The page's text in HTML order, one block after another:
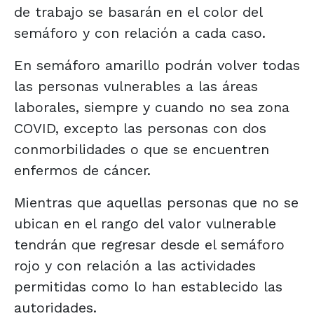
de trabajo se basarán en el color del
semáforo y con relación a cada caso.
En semáforo amarillo podrán volver todas
las personas vulnerables a las áreas
laborales, siempre y cuando no sea zona
COVID, excepto las personas con dos
conmorbilidades o que se encuentren
enfermos de cáncer.
Mientras que aquellas personas que no se
ubican en el rango del valor vulnerable
tendrán que regresar desde el semáforo
rojo y con relación a las actividades
permitidas como lo han establecido las
autoridades.